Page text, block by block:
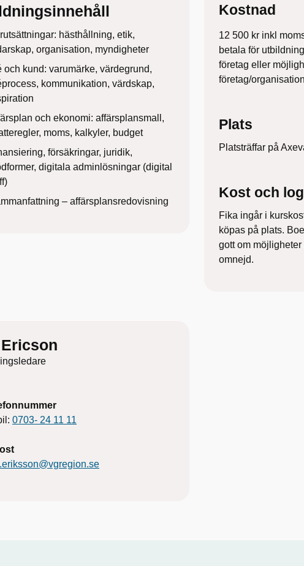
hästhållning, etik,
organisation, myndigheter
och kund: varumärke, värdegrund,
kommunikation, värdskap,
och ekonomi: affärsplansmall,
moms, kalkyler, budget
försäkringar, juridik,
digitala adminlösningar (digital
– affärsplansredovisning
Kostnad
12 500 kr inkl
betala för
företag eller
företag/
Plats
Platsträffar på
Kost och
Fika ingår i
köpas på plats.
gott om
omnejd.
0703- 24 11 11